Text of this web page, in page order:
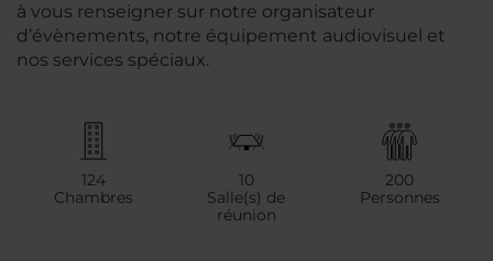
à vous renseigner sur notre organisateur
d’évènements, notre équipement audiovisuel et
nos services spéciaux.
124
Chambres
10
Salle(s) de
réunion
200
Personnes